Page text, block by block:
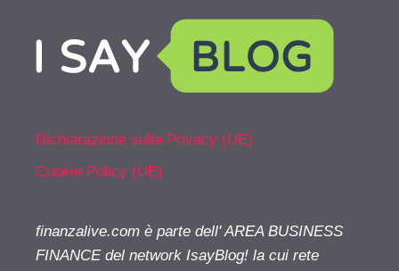
Dichiarazione sulla Privacy (UE)
Cookie Policy (UE)
finanzalive.com è parte dell' AREA BUSINESS
FINANCE del network IsayBlog! la cui rete